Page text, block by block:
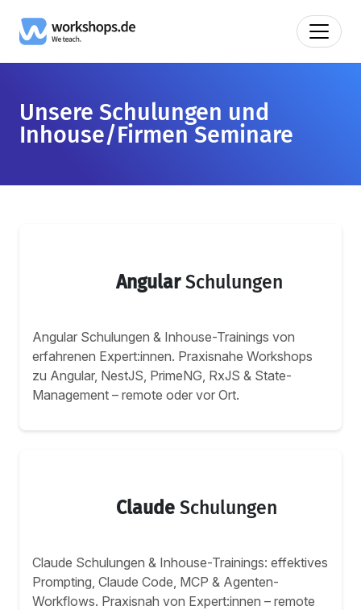
Unsere Schulungen und
Inhouse/Firmen Seminare
AngularSchulungen
Angular Schulungen & Inhouse-Trainings von
erfahrenen Expert:innen. Praxisnahe Workshops
zu Angular, NestJS, PrimeNG, RxJS & State-
Management – remote oder vor Ort.
Claude Schulungen
Claude Schulungen & Inhouse-Trainings: effektives
Prompting, Claude Code, MCP & Agenten-
Workflows. Praxisnah von Expert:innen – remote